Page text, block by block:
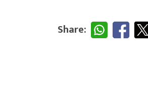
Share: